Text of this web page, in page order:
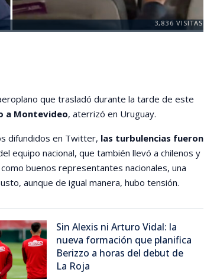
3,836VISITAS
que trasladó durante la tarde de este
a Montevideo, aterrizó en Uruguay.
difundidos en Twitter, las turbulencias fueron
equipo nacional, que también llevó a chilenos y
buenos representantes nacionales, una
aunque de igual manera, hubo tensión.
Sin Alexis ni Arturo Vidal: la
nueva formación que planifica
Berizzo a horas del debut de
La Roja